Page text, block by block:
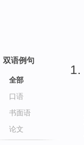
双语例句
全部
口语
书面语
论文